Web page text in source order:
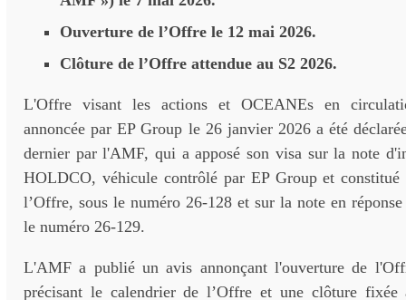
Ouverture de l’Offre le 12 mai 2026.
Clôture de l’Offre attendue au S2 2026.
L'Offre visant les actions et OCEANEs en
annoncée par EP Group le 26 janvier 2026 a été
dernier par l'AMF, qui a apposé son visa sur la note
HOLDCO, véhicule contrôlé par EP Group et constitué
l’Offre, sous le numéro 26-128 et sur la note en
le numéro 26-129.
L'AMF a publié un avis annonçant l'ouverture de
précisant le calendrier de l’Offre et une clôture fixée